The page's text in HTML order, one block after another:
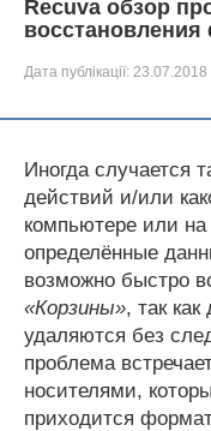
Recuva обзор
Дата публікації: 23.07.2018
Иногда случается
действий и/или
компьютере или
определённые
возможно быстро
«Корзины», так
удаляются без
проблема
носителями,
приходится